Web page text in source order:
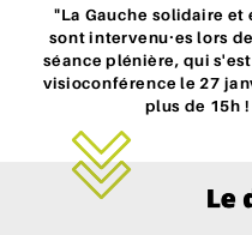
" La Gauc he so lid aire et
sont intervenu⸱ es lors d e
séance p lénière, qui s'est
visioconférence le 27 jan
p lus d e 1 5 h !
Le